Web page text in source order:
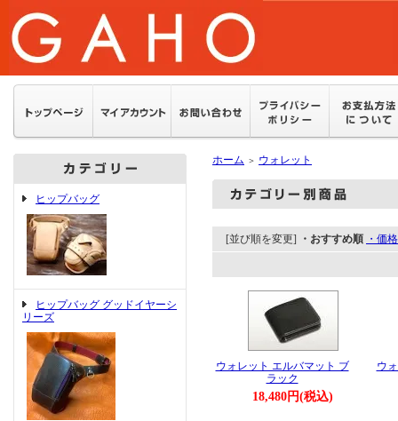
ヒップバッグ
ヒップバッグ グッドイヤーシ
リーズ
ホーム ＞ ウォレット
[並び順を変更] ・おすすめ順 ・価
ウォレット エルバマット ブ
ラック
18,480円(税込)
ウ